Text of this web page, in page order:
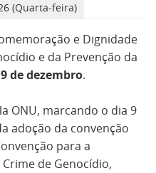
(Quarta-feira)
e Dignidade
e da Prevenção da
9 de dezembro.
ONU, marcando o dia 9
adoção da convenção
para a
de Genocídio,